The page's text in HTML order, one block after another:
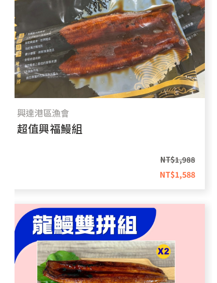
興達港區漁會
超值興福鰻組
NT$1,988
NT$1,588